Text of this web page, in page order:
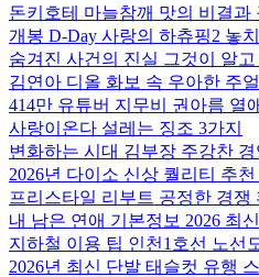
돈키호테 마늘참깨 맛의 비결과
개봉 D-Day 사랑의 하츄핑2 놓
숨겨진 사건의 진실 그것이 알고
김연아 디올 화보 속 우아한 주
414만 유튜버 지무비 권아름 열
사랑이온다 설레는 징조 3가지
변화하는 시대 김부장 주강찬
2026년 다이소 신상 퀄리티 추
프리스타일 리부트 공정한 경쟁
내 남은 연애 기본정보 2026 최
지하철 이용 팁 인천1호선 노선
2026년 최신 단발 태슬컷 유행